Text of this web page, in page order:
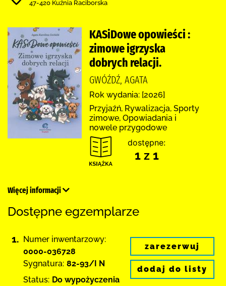
47-420 Kuźnia Raciborska
KASiDowe opowieści :
zimowe igrzyska
dobrych relacji.
GWÓŹDŹ, AGATA
Rok wydania: [2026]
Przyjaźń, Rywalizacja, Sporty
zimowe, Opowiadania i
nowele przygodowe
dostępne:
1 z 1
Więcej informacji
Dostępne egzemplarze
1. Numer inwentarzowy:
0000-036728
Sygnatura: 82-93/I N
Status: Do wypożyczenia
zarezerwuj
dodaj do listy